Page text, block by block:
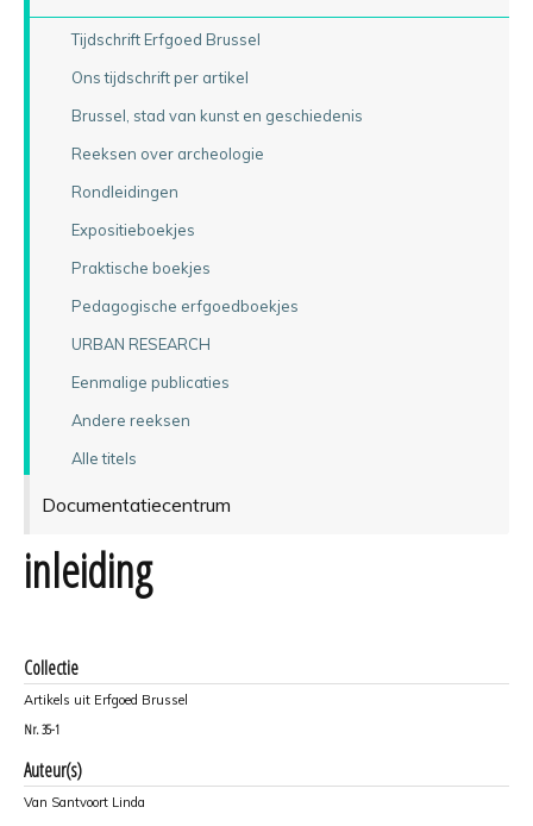
Tijdschrift Erfgoed Brussel
Ons tijdschrift per artikel
Brussel, stad van kunst en geschiedenis
Reeksen over archeologie
Rondleidingen
Expositieboekjes
Praktische boekjes
Pedagogische erfgoedboekjes
URBAN RESEARCH
Eenmalige publicaties
Andere reeksen
Alle titels
Documentatiecentrum
inleiding
Collectie
Artikels uit Erfgoed Brussel
Nr. 35-1
Auteur(s)
Van Santvoort Linda